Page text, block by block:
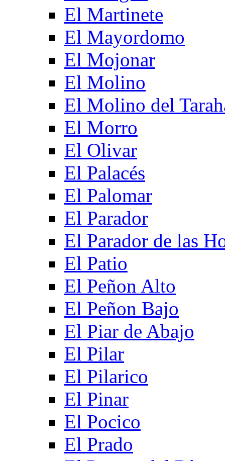
El Martinete
El Mayordomo
El Mojonar
El Molino
El Molino del
El Morro
El Olivar
El Palacés
El Palomar
El Parador
El Parador de las
El Patio
El Peñon Alto
El Peñon Bajo
El Piar de Abajo
El Pilar
El Pilarico
El Pinar
El Pocico
El Prado